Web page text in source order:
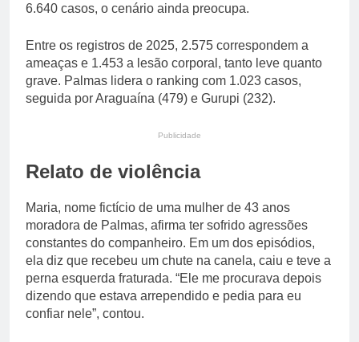
6.640 casos, o cenário ainda preocupa.
Entre os registros de 2025, 2.575 correspondem a
ameaças e 1.453 a lesão corporal, tanto leve quanto
grave. Palmas lidera o ranking com 1.023 casos,
seguida por Araguaína (479) e Gurupi (232).
Publicidade
Relato de violência
Maria, nome fictício de uma mulher de 43 anos
moradora de Palmas, afirma ter sofrido agressões
constantes do companheiro. Em um dos episódios,
ela diz que recebeu um chute na canela, caiu e teve a
perna esquerda fraturada. “Ele me procurava depois
dizendo que estava arrependido e pedia para eu
confiar nele”, contou.